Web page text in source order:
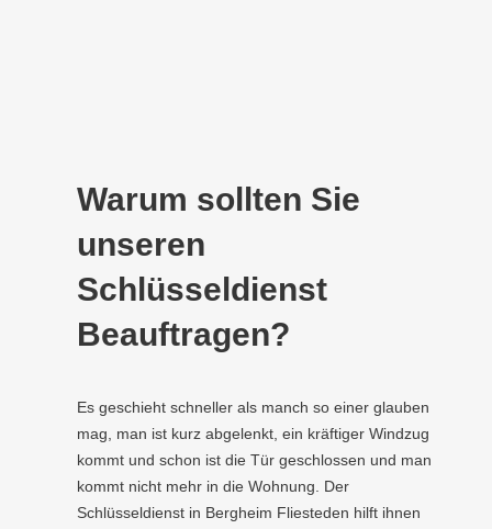
Warum sollten Sie
unseren
Schlüsseldienst
Beauftragen?
Es geschieht schneller als manch so einer glauben
mag, man ist kurz abgelenkt, ein kräftiger Windzug
kommt und schon ist die Tür geschlossen und man
kommt nicht mehr in die Wohnung. Der
Schlüsseldienst in Bergheim Fliesteden hilft ihnen